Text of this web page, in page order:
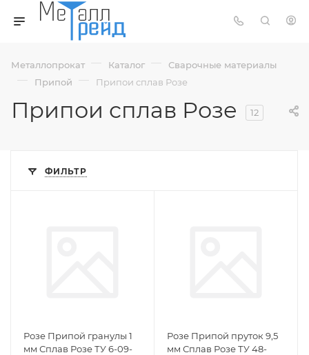
Металлопрокат — Каталог — Сварочные материалы
— Припой — Припои сплав Розе
Припои сплав Розе 12
ФИЛЬТР
Розе Припой гранулы 1
мм Сплав Розе ТУ 6-09-
Розе Припой пруток 9,5
мм Сплав Розе ТУ 48-